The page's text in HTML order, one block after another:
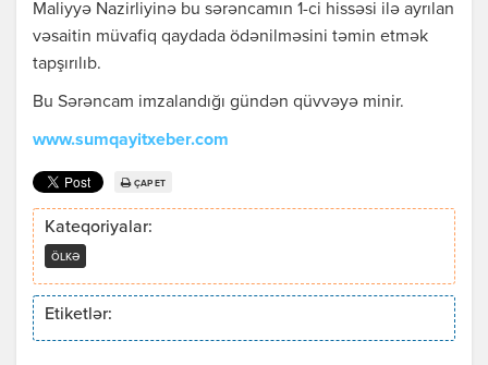
Maliyyə Nazirliyinə bu sərəncamın 1-ci hissəsi ilə ayrılan
vəsaitin müvafiq qaydada ödənilməsini təmin etmək
tapşırılıb.
Bu Sərəncam imzalandığı gündən qüvvəyə minir.
www.sumqayitxeber.com
ÇAP ET
Kateqoriyalar:
ÖLKƏ
Etiketlər: